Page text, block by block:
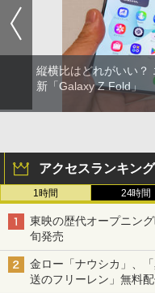
縦横比はどれがいい？
新「Galaxy Z Fold」
アクセスランキング
1時間 24時間
東映の歴代オープニン
旬発売
金ロー「ナウシカ」、
送のフリーレン」無料